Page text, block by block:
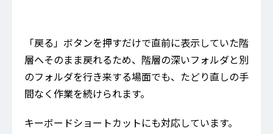
「戻る」ボタンを押すだけで直前に表示していた階
層へそのまま戻れるため、階層の深いフォルダと別
のフォルダを行き来する場面でも、たどり直しの手
間なく作業を続けられます。
キーボードショートカットにも対応しています。